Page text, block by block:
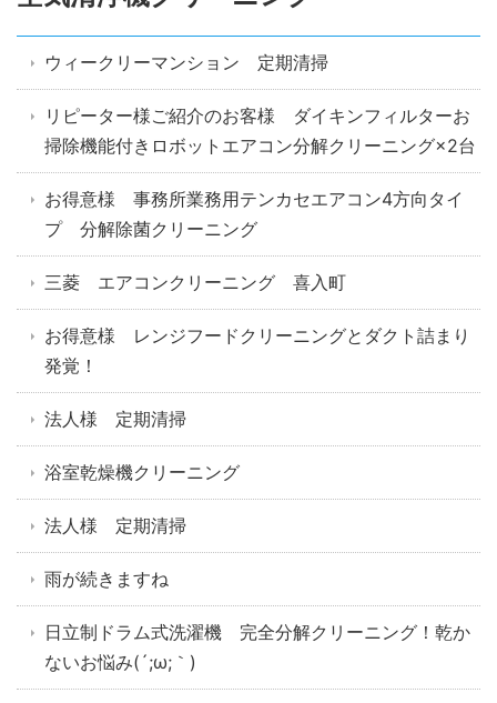
ウィークリーマンション 定期清掃
リピーター様ご紹介のお客様 ダイキンフィルターお
掃除機能付きロボットエアコン分解クリーニング×2台
お得意様 事務所業務用テンカセエアコン4方向タイ
プ 分解除菌クリーニング
三菱 エアコンクリーニング 喜入町
お得意様 レンジフードクリーニングとダクト詰まり
発覚！
法人様 定期清掃
浴室乾燥機クリーニング
法人様 定期清掃
雨が続きますね
日立制ドラム式洗濯機 完全分解クリーニング！乾か
ないお悩み(´;ω;｀)